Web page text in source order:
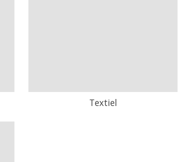
Textiel